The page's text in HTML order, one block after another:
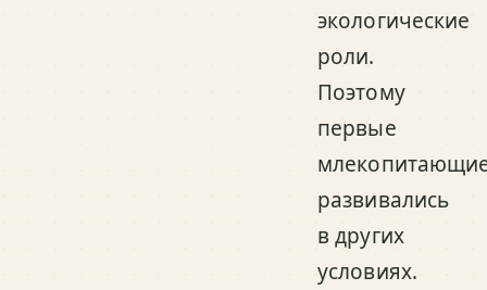
экологические
роли.
Поэтому
первые
развивались
в других
условиях.